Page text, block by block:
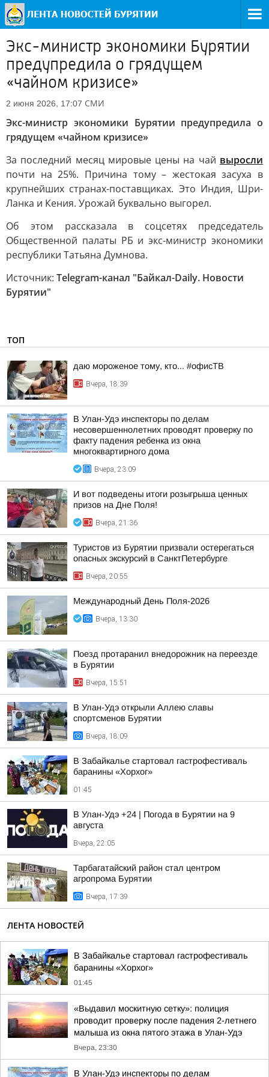
Экс-министр экономики Бурятии
предупредила о грядущем
«чайном кризисе»
2 июня 2026, 17:07 СМИ
Экс-министр экономики Бурятии предупредила о
грядущем «чайном кризисе»
За последний месяц мировые цены на чай выросли
почти на 25%. Причина тому – жестокая засуха в
крупнейших странах-поставщиках. Это Индия, Шри-
Ланка и Кения. Урожай буквально выгорел.
Об этом рассказала в соцсетях председатель
Общественной палаты РБ и экс-министр экономики
республики Татьяна Думнова.
Источник: Telegram-канал "Байкал-Daily. Новости
Бурятии"
ТОП
даю мороженое тому, кто... #офисТВ
Вчера, 18:39
В Улан-Удэ инспекторы по делам
несовершеннолетних проводят проверку по
факту падения ребенка из окна
многоквартирного дома
Вчера, 23:09
И вот подведены итоги розыгрыша ценных
призов на Дне Поля!
Вчера, 21:36
Туристов из Бурятии призвали остерегаться
опасных экскурсий в СанктПетербурге
Вчера, 20:55
Международный День Поля-2026
Вчера, 13:30
Поезд протаранил внедорожник на переезде
в Бурятии
Вчера, 15:51
В Улан-Удэ открыли Аллею славы
спортсменов Бурятии
Вчера, 18:09
В Забайкалье стартовал гастрофестиваль
баранины «Хорхог»
01:45
В Улан-Удэ +24 | Погода в Бурятии на 9
августа
Вчера, 22:05
Тарбагатайский район стал центром
агропрома Бурятии
Вчера, 17:39
ЛЕНТА НОВОСТЕЙ
В Забайкалье стартовал гастрофестиваль
баранины «Хорхог»
01:45
«Выдавил москитную сетку»: полиция
проводит проверку после падения 2-летнего
малыша из окна пятого этажа в Улан-Удэ
Вчера, 23:30
В Улан-Удэ инспекторы по делам